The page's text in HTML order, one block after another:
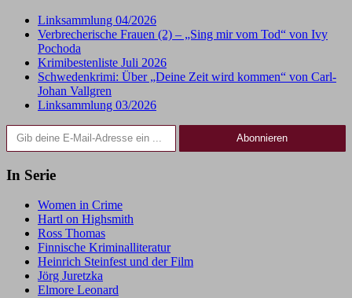
Linksammlung 04/2026
Verbrecherische Frauen (2) – „Sing mir vom Tod“ von Ivy
Pochoda
Krimibestenliste Juli 2026
Schwedenkrimi: Über „Deine Zeit wird kommen“ von Carl-
Johan Vallgren
Linksammlung 03/2026
Gib deine E-Mail-Adresse ein ...
Abonnieren
In Serie
Women in Crime
Hartl on Highsmith
Ross Thomas
Finnische Kriminalliteratur
Heinrich Steinfest und der Film
Jörg Juretzka
Elmore Leonard